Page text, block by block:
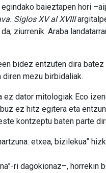
baieztapen hori
Siglos XV al XVIII
ziurrenik. Araba
bidez entzuten dira
mezu birbidaliak.
ez dator mitologiak Eco
ez hitz egitera eta
kontzeptu baten parte
etxea, bizilekua”
ri dagokionaz–, horrekin